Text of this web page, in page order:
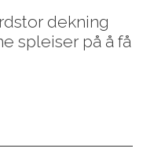
dekning
spleiser på å få